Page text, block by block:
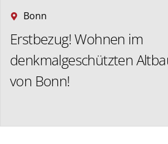
Bonn
Erstbezug! Wohnen im
denkmalgeschützten
von Bonn!